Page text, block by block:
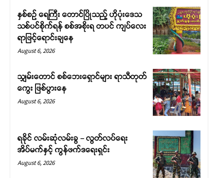
နှစ်စဉ် ရေကြီး တောင်ပြိုသည့် ဟိုပုံးဒေသ
သစ်ပင်စိုက်ရန် စစ်အစိုးရ တပင် ကျပ်လေး
ရာဖြင့်ရောင်းချနေ
August 6, 2026
သျှမ်းတောင် စစ်ဘေးရှောင်များ ရာသီတုတ်
ကွေး ဖြစ်ပွားနေ
August 6, 2026
ရခိုင် လမ်းဆုံလမ်းခွ – လွတ်လပ်ရေး
အိပ်မက်နှင့် ကွန်ဖက်ဒရေးရှင်း
August 6, 2026